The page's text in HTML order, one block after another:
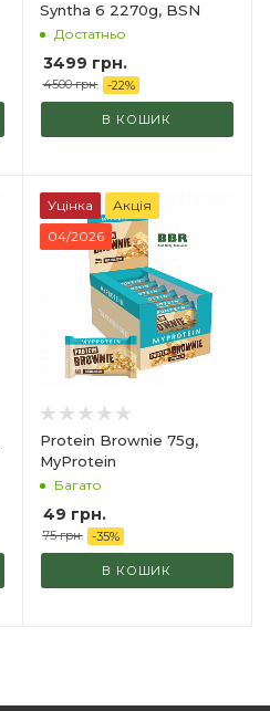
Syntha 6 2270g, BSN
Достатньо
3499 грн.
4500 грн. -22%
В КОШИК
Уцінка
Акція
04/2026
Protein Brownie 75g,
MyProtein
Багато
49 грн.
75грн. -35%
В КОШИК